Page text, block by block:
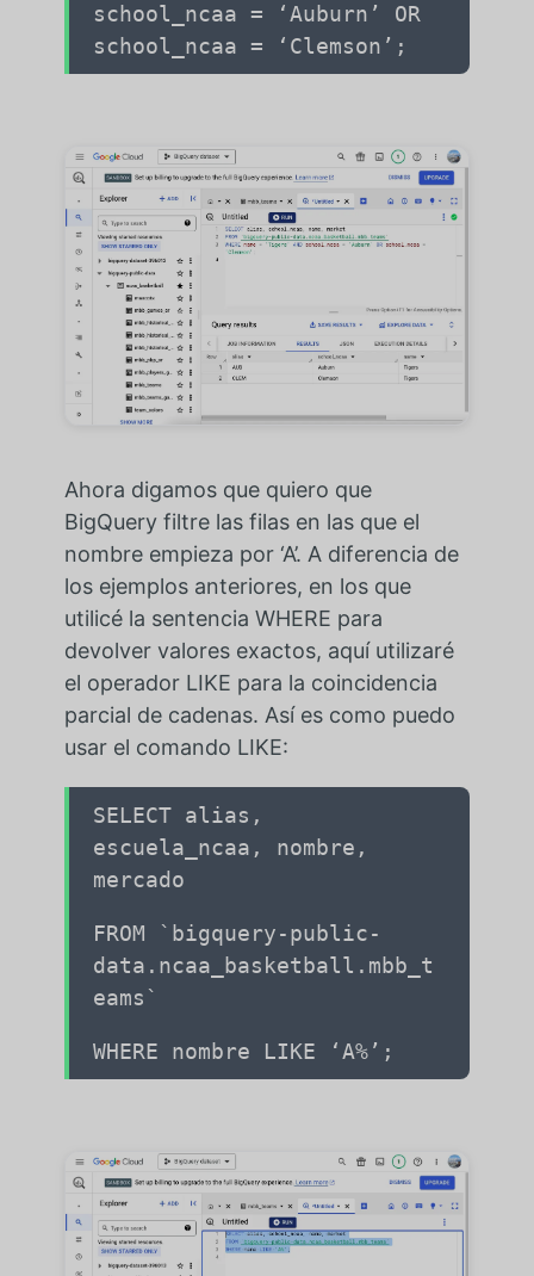
school_ncaa = ‘Auburn’ OR
school_ncaa = ‘Clemson’;
Ahora digamos que quiero que
BigQuery filtre las filas en las que el
nombre empieza por ‘A’. A diferencia de
los ejemplos anteriores, en los que
utilicé la sentencia WHERE para
devolver valores exactos, aquí utilizaré
el operador LIKE para la coincidencia
parcial de cadenas. Así es como puedo
usar el comando LIKE:
SELECT alias,
escuela_ncaa, nombre,
mercado
FROM `bigquery-public-
data.ncaa_basketball.mbb_t
eams`
WHERE nombre LIKE ‘A%’;